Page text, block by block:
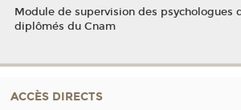
Module de supervision des psychologues
diplômés du Cnam
ACCÈS DIRECTS